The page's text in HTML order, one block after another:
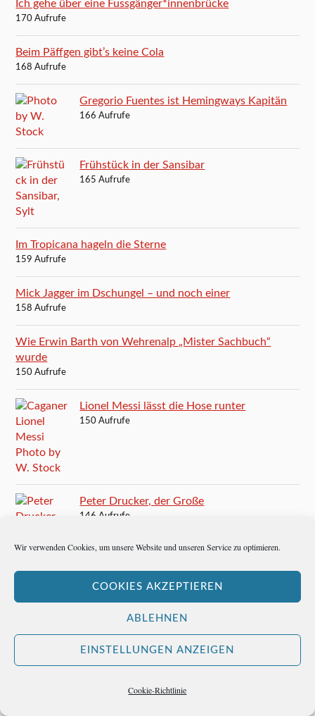
Wir verwenden Cookies, um unsere Website und unseren Service zu optimieren.
COOKIES AKZEPTIEREN
ABLEHNEN
EINSTELLUNGEN ANZEIGEN
Cookie-Richtlinie
Ich gehe über eine Fussgänger*innenbrücke
170 Aufrufe
Beim Päffgen gibt’s keine Cola
168 Aufrufe
Gregorio Fuentes ist Hemingways Kapitän
166 Aufrufe
Frühstück in der Sansibar
165 Aufrufe
Im Tropicana hageln die Sterne
159 Aufrufe
Mick Jagger im Dschungel – und noch einer
158 Aufrufe
Wie Erwin Barth von Wehrenalp „Mister Sachbuch“
wurde
150 Aufrufe
Lionel Messi lässt die Hose runter
150 Aufrufe
Peter Drucker, der Große
146 Aufrufe
John Diebold ist Mister Automation
Ken Colyer, der Ahnvater des europäischen Jazz
136 Aufrufe
Werner Herzog bittet um Ruhe im Regenwald